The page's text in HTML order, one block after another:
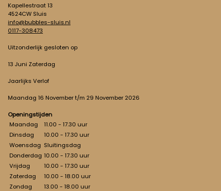
Kapellestraat 13
4524CW Sluis
info@bubbles-sluis.nl
0117-308473
Uitzonderlijk gesloten op
13 Juni Zaterdag
Jaarlijks Verlof
Maandag 16 November t/m 29 November 2026
Openingstijden
Maandag
11.00 - 17.30 uur
Dinsdag
10.00 - 17.30 uur
Woensdag Sluitingsdag
Donderdag 10.00 - 17.30 uur
Vrijdag
10.00 - 17.30 uur
Zaterdag
10.00 - 18.00 uur
Zondag
13.00 - 18.00 uur